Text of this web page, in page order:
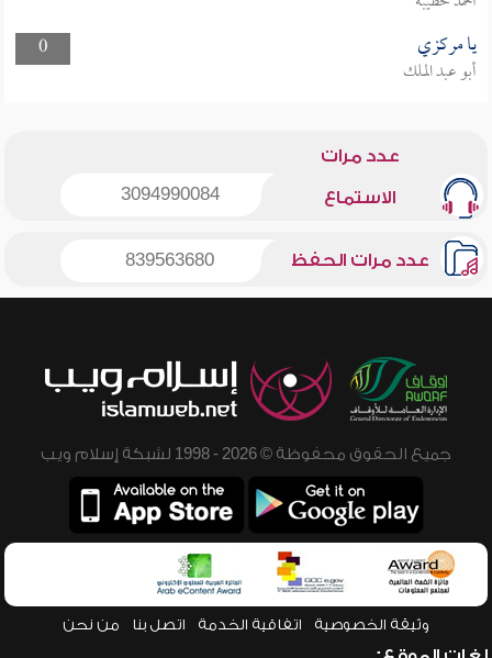
0
يا مركزي
أبو عبد الملك
عدد مرات
الاستماع 3094990084
عدد مرات الحفظ 839563680
جميع الحقوق محفوظة © 2026 - 1998 لشبكة إسلام ويب
وثيقة الخصوصية اتفاقية الخدمة اتصل بنا من نحن